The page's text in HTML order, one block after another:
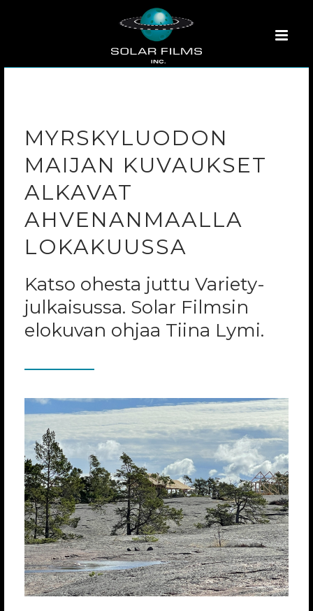
MYRSKYLUODON
MAIJAN KUVAUKSET
ALKAVAT
AHVENANMAALLA
LOKAKUUSSA
Katso ohesta juttu Variety-
julkaisussa. Solar Filmsin
elokuvan ohjaa Tiina Lymi.